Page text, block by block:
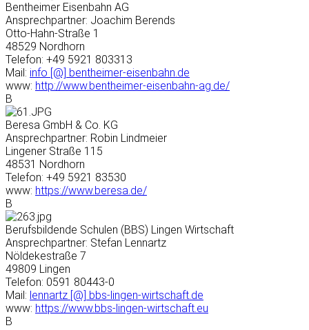
Bentheimer Eisenbahn AG
Ansprechpartner: Joachim Berends
Otto-Hahn-Straße 1
48529 Nordhorn
Telefon: +49 5921 803313
Mail: info [@] bentheimer-eisenbahn.de
www: http://www.bentheimer-eisenbahn-ag.de/
B
Beresa GmbH & Co. KG
Ansprechpartner: Robin Lindmeier
Lingener Straße 115
48531 Nordhorn
Telefon: +49 5921 83530
www: https://www.beresa.de/
B
Berufsbildende Schulen (BBS) Lingen Wirtschaft
Ansprechpartner: Stefan Lennartz
Nöldekestraße 7
49809 Lingen
Telefon: 0591 80443-0
Mail: lennartz [@] bbs-lingen-wirtschaft.de
www: https://www.bbs-lingen-wirtschaft.eu
B